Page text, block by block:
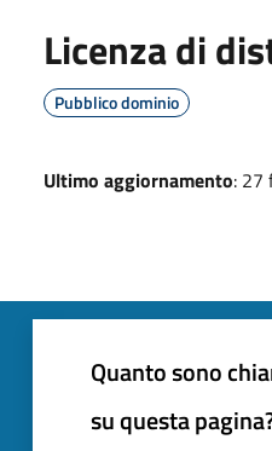
Licenza di
Pubblico dominio
Ultimo aggiornamento: 27
Quanto sono
su questa